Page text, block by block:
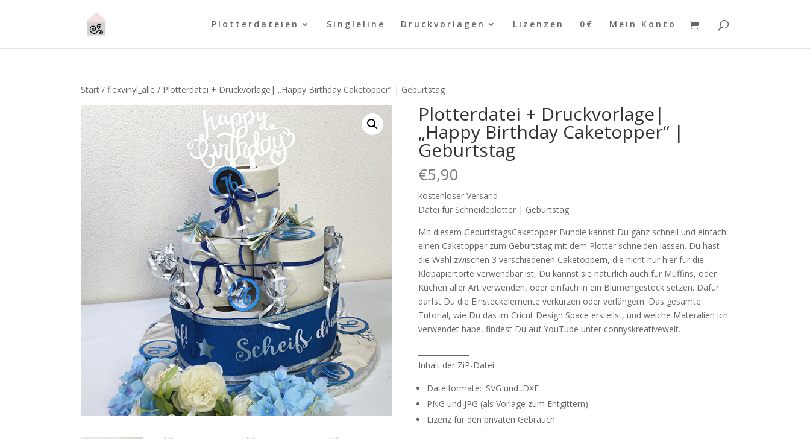
Plotterdateien Singleline Druckvorlagen Lizenzen 0€ Mein Konto
Start /flexvinyl_alle / Plotterdatei + Druckvorlage| „Happy Birthday Caketopper“ | Geburtstag
Plotterdatei + Druckvorlage|
„Happy Birthday Caketopper“ |
Geburtstag
€5,90
kostenloser Versand
Datei für Schneideplotter | Geburtstag
Mit diesem GeburtstagsCaketopper Bundle kannst Du ganz schnell und einfach
einen Caketopper zum Geburtstag mit dem Plotter schneiden lassen. Du hast
die Wahl zwischen 3 verschiedenen Caketoppern, die nicht nur hier für die
Klopapiertorte verwendbar ist, Du kannst sie natürlich auch für Muffins, oder
Kuchen aller Art verwenden, oder einfach in ein Blumengesteck setzen. Dafür
darfst Du die Einsteckelemente verkürzen oder verlängern. Das gesamte
Tutorial, wie Du das im Cricut Design Space erstellst, und welche Materalien ich
verwendet habe, findest Du auf YouTube unter connyskreativewelt.
Inhalt der ZiP-Datei:
Dateiformate: .SVG und .DXF
PNG und JPG (als Vorlage zum Entgittern)
Lizenz für den privaten Gebrauch